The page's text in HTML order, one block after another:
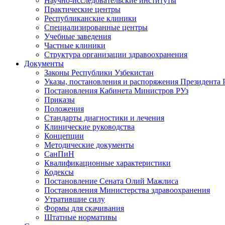
Практические центры
Республиканские клиники
Специализированные центры
Учебные заведения
Частные клиники
Структура организации здравоохранения
Документы
Законы Республики Узбекистан
Указы, постановления и распоряжения Президента
Постановления Кабинета Министров РУз
Приказы
Положения
Стандарты диагностики и лечения
Клинические руководства
Концепции
Методические документы
СанПиН
Квалификационные характеристики
Кодексы
Постановление Сената Олий Мажлиса
Постановления Министерства здравоохранения
Утратившие силу
Формы для скачивания
Штатные нормативы